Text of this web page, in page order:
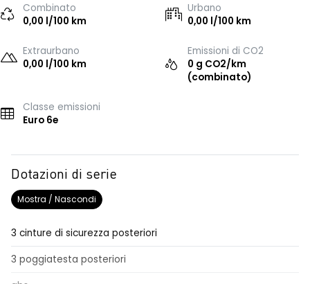
Combinato
0,00 l/100 km
Urbano
0,00 l/100 km
Extraurbano
0,00 l/100 km
Emissioni di CO2
0 g CO2/km
(combinato)
Classe emissioni
Euro 6e
Dotazioni di serie
Mostra / Nascondi
3 cinture di sicurezza posteriori
3 poggiatesta posteriori